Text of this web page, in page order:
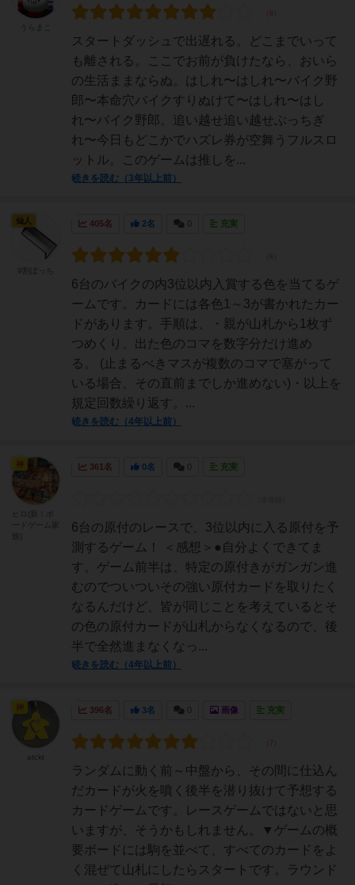
スタートダッシュで出遅れる。どこまでいって
も離される。ここでお前が負けたなら、おいら
の生活ままならぬ。はしれ〜はしれ〜バイク野
郎〜本命穴バイクすりぬけて〜はしれ〜はし
れ〜バイク野郎。追い越せ追い越せぶっちぎ
れ〜今日もどこかでハズレ券が空舞うフルスロ
ットル。このゲームは推しを...
続きを読む（3年以上前）
405名 2名 0 充実
6台のバイクの内3位以内入賞する色を当てるゲ
ームです。カードには各色1～3が書かれたカー
ドがあります。手順は、・親が山札から1枚ず
つめくり、出た色のコマを数字分だけ進め
る。 (止まるべきマスが複数のコマで塞がって
いる場合、その直前までしか進めない)・以上を
規定回数繰り返す。...
続きを読む（4年以上前）
仙人
9割ぼっち
361名 0名 0 充実
6台の原付のレースで、3位以内に入る原付を予
測するゲーム！ ＜感想＞●自分よくできてま
す。ゲーム前半は、特定の原付きがガンガン進
むのでついついその強い原付カードを取りたく
なるんだけど、皆が同じことを考えているとそ
の色の原付カードが山札からなくなるので、後
半で全然進まなくなっ...
続きを読む（4年以上前）
神
ヒロ(新！ボ
396名 3名 0 画像 充実
ランダムに動く前～中盤から、その間に仕込ん
だカードが火を噴く後半を潜り抜けて予想する
カードゲームです。レースゲームではないと思
いますが、そうかもしれません。▼ゲームの概
要ボードには駒を並べて、すべてのカードをよ
く混ぜて山札にしたらスタートです。ラウンド
神
atckt